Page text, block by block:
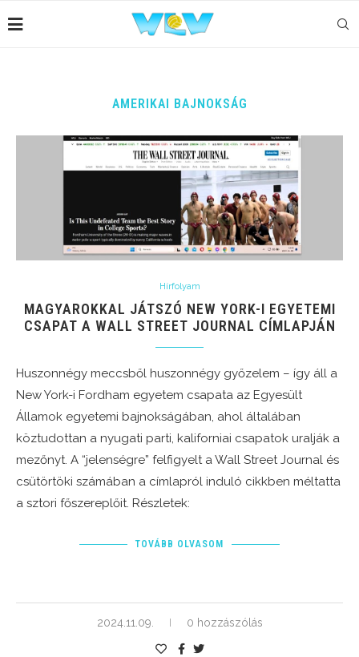
AMERIKAI BAJNOKSÁG
Hírfolyam
MAGYAROKKAL JÁTSZÓ NEW YORK-I EGYETEMI
CSAPAT A WALL STREET JOURNAL CÍMLAPJÁN
Huszonnégy meccsből huszonnégy győzelem – így áll a
New York-i Fordham egyetem csapata az Egyesült
Államok egyetemi bajnokságában, ahol általában
köztudottan a nyugati parti, kaliforniai csapatok uralják a
mezőnyt. A “jelenségre” felfigyelt a Wall Street Journal és
csütörtöki számában a címlapról induló cikkben méltatta
a sztori főszereplőit. Részletek:
TOVÁBB OLVASOM
2024.11.09. 0 hozzászólás